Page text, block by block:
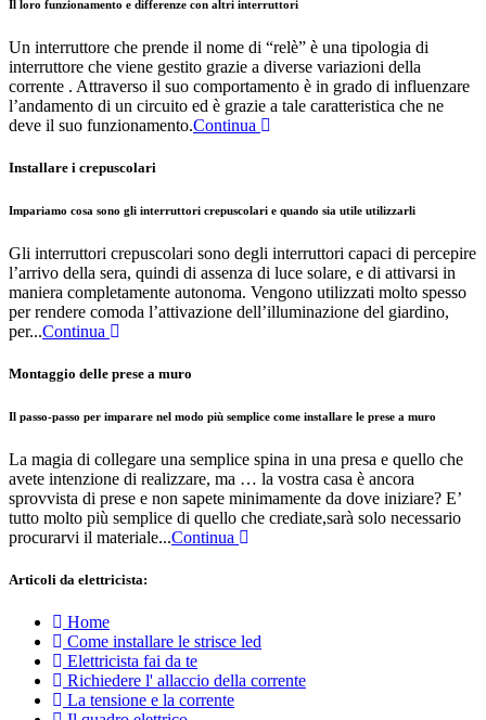
Il loro funzionamento e differenze con altri interruttori
Un interruttore che prende il nome di “relè” è una tipologia di
interruttore che viene gestito grazie a diverse variazioni della
corrente . Attraverso il suo comportamento è in grado di influenzare
l’andamento di un circuito ed è grazie a tale caratteristica che ne
deve il suo funzionamento.Continua
Installare i crepuscolari
Impariamo cosa sono gli interruttori crepuscolari e quando sia utile utilizzarli
Gli interruttori crepuscolari sono degli interruttori capaci di percepire
l’arrivo della sera, quindi di assenza di luce solare, e di attivarsi in
maniera completamente autonoma. Vengono utilizzati molto spesso
per rendere comoda l’attivazione dell’illuminazione del giardino,
per...Continua
Montaggio delle prese a muro
Il passo-passo per imparare nel modo più semplice come installare le prese a muro
La magia di collegare una semplice spina in una presa e quello che
avete intenzione di realizzare, ma … la vostra casa è ancora
sprovvista di prese e non sapete minimamente da dove iniziare? E’
tutto molto più semplice di quello che crediate,sarà solo necessario
procurarvi il materiale...Continua
Articoli da elettricista:
Home
Come installare le strisce led
Elettricista fai da te
Richiedere l' allaccio della corrente
La tensione e la corrente